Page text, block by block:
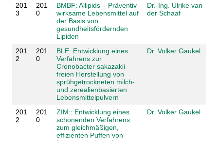
201
3
201
0
BMBF: Allipids – Präventiv
wirksame Lebensmittel auf
der Basis von
gesundheitsfördernden
Lipiden
Dr.-Ing. Ulrike van
der Schaaf
201
2
201
0
BLE: Entwicklung eines
Verfahrens zur
Cronobacter sakazakii
freien Herstellung von
sprühgetrockneten milch-
und zerealienbasierten
Lebensmittelpulvern
Dr. Volker Gaukel
201
2
201
0
ZIM:: Entwicklung eines
schonenden Verfahrens
zum gleichmäßigen,
effizienten Puffen von
Dr. Volker Gaukel